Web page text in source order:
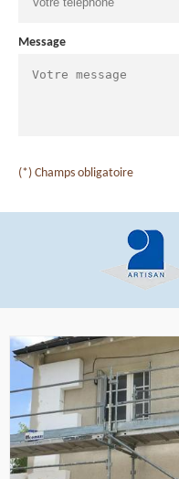
Message
(*) Champs obligatoire